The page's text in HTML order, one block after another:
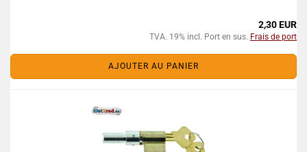
2,30 EUR
TVA. 19% incl. Port en sus. Frais de port
AJOUTER AU PANIER